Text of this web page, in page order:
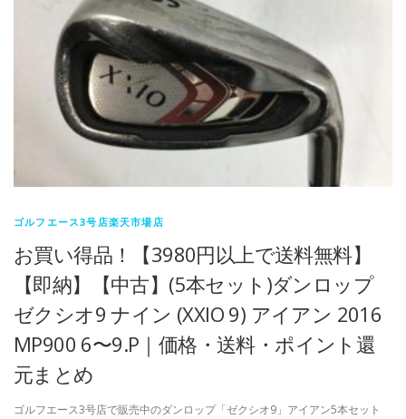
ゴルフエース3号店楽天市場店
お買い得品！【3980円以上で送料無料】
【即納】【中古】(5本セット)ダンロップ
ゼクシオ9 ナイン (XXIO 9) アイアン 2016
MP900 6〜9.P｜価格・送料・ポイント還
元まとめ
ゴルフエース3号店で販売中のダンロップ「ゼクシオ9」アイアン5本セット